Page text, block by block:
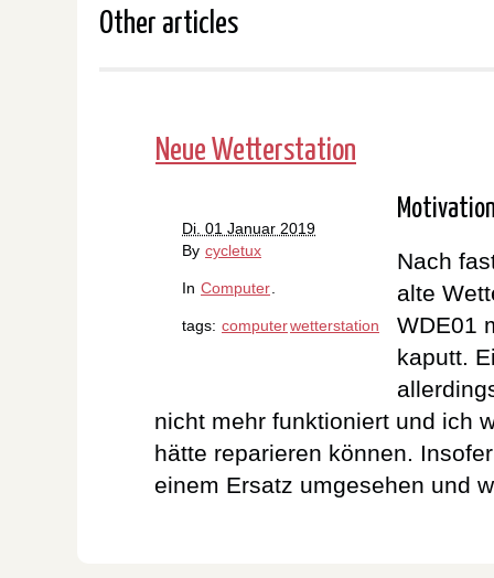
Other articles
Neue Wetterstation
Di. 01 Januar 2019
By cycletux
In Computer.
tags: computerwetterstation
Nach
alte
WDE01
kaputt.
nicht mehr funktioniert und ich
hätte reparieren können.
einem Ersatz umgesehen und